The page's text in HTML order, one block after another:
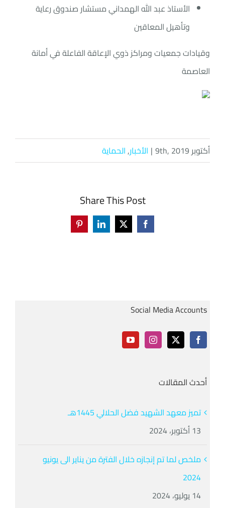
الأستاذ عبد الله الهمداني مستشار صندوق رعاية
وتأهيل المعاقين
وقيادات جمعيات ومراكز ذوي الإعاقة الفاعلة في أمانة
العاصمة
أكتوبر 9th, 2019 | الأخبار,الحماية
Share This Post
Facebook
X
LinkedIn
Pinterest
Social Media Accounts
أحدث المقالات
تميز معهد الشهيد فضل الحلالي 1445هـ
13 أكتوبر، 2024
ملخص لما تم إنجازه خلال الفترة من يناير الى يونيو
2024
14 يوليو، 2024